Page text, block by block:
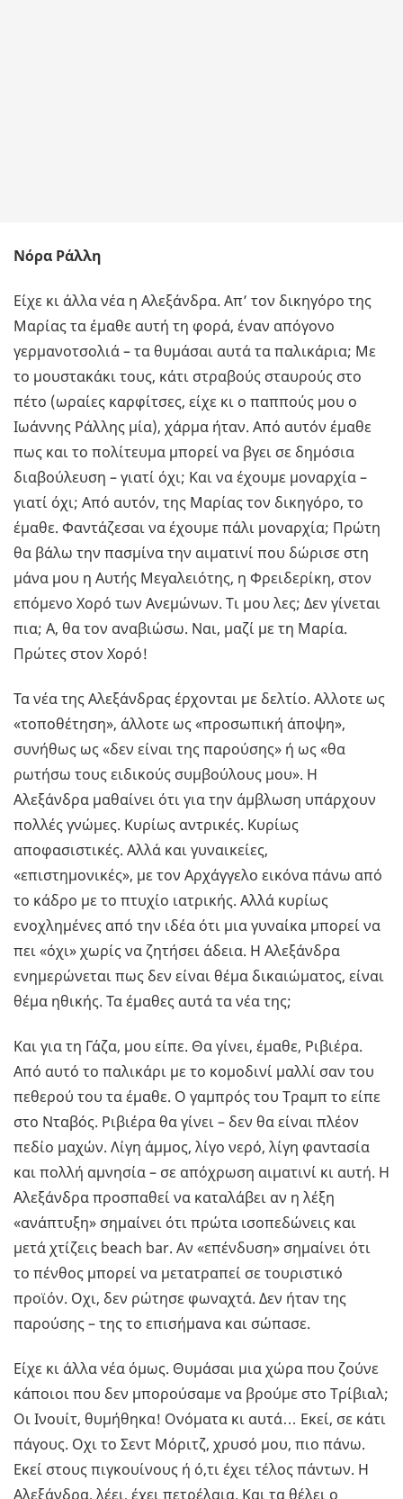
Νόρα Ράλλη
Είχε κι άλλα νέα η Αλεξάνδρα. Απ’ τον δικηγόρο της
Μαρίας τα έμαθε αυτή τη φορά, έναν απόγονο
γερμανοτσολιά – τα θυμάσαι αυτά τα παλικάρια; Με
το μουστακάκι τους, κάτι στραβούς σταυρούς στο
πέτο (ωραίες καρφίτσες, είχε κι ο παππούς μου ο
Ιωάννης Ράλλης μία), χάρμα ήταν. Από αυτόν έμαθε
πως και το πολίτευμα μπορεί να βγει σε δημόσια
διαβούλευση – γιατί όχι; Και να έχουμε μοναρχία –
γιατί όχι; Από αυτόν, της Μαρίας τον δικηγόρο, το
έμαθε. Φαντάζεσαι να έχουμε πάλι μοναρχία; Πρώτη
θα βάλω την πασμίνα την αιματινί που δώρισε στη
μάνα μου η Αυτής Μεγαλειότης, η Φρειδερίκη, στον
επόμενο Χορό των Ανεμώνων. Τι μου λες; Δεν γίνεται
πια; Α, θα τον αναβιώσω. Ναι, μαζί με τη Μαρία.
Πρώτες στον Χορό!
Τα νέα της Αλεξάνδρας έρχονται με δελτίο. Αλλοτε ως
«τοποθέτηση», άλλοτε ως «προσωπική άποψη»,
συνήθως ως «δεν είναι της παρούσης» ή ως «θα
ρωτήσω τους ειδικούς συμβούλους μου». Η
Αλεξάνδρα μαθαίνει ότι για την άμβλωση υπάρχουν
πολλές γνώμες. Κυρίως αντρικές. Κυρίως
αποφασιστικές. Αλλά και γυναικείες,
«επιστημονικές», με τον Αρχάγγελο εικόνα πάνω από
το κάδρο με το πτυχίο ιατρικής. Αλλά κυρίως
ενοχλημένες από την ιδέα ότι μια γυναίκα μπορεί να
πει «όχι» χωρίς να ζητήσει άδεια. Η Αλεξάνδρα
ενημερώνεται πως δεν είναι θέμα δικαιώματος, είναι
θέμα ηθικής. Τα έμαθες αυτά τα νέα της;
Και για τη Γάζα, μου είπε. Θα γίνει, έμαθε, Ριβιέρα.
Από αυτό το παλικάρι με το κομοδινί μαλλί σαν του
πεθερού του τα έμαθε. Ο γαμπρός του Τραμπ το είπε
στο Νταβός. Ριβιέρα θα γίνει – δεν θα είναι πλέον
πεδίο μαχών. Λίγη άμμος, λίγο νερό, λίγη φαντασία
και πολλή αμνησία – σε απόχρωση αιματινί κι αυτή. Η
Αλεξάνδρα προσπαθεί να καταλάβει αν η λέξη
«ανάπτυξη» σημαίνει ότι πρώτα ισοπεδώνεις και
μετά χτίζεις beach bar. Αν «επένδυση» σημαίνει ότι
το πένθος μπορεί να μετατραπεί σε τουριστικό
προϊόν. Οχι, δεν ρώτησε φωναχτά. Δεν ήταν της
παρούσης – της το επισήμανα και σώπασε.
Είχε κι άλλα νέα όμως. Θυμάσαι μια χώρα που ζούνε
κάποιοι που δεν μπορούσαμε να βρούμε στο Τρίβιαλ;
Οι Ινουίτ, θυμήθηκα! Ονόματα κι αυτά… Εκεί, σε κάτι
πάγους. Οχι το Σεντ Μόριτζ, χρυσό μου, πιο πάνω.
Εκεί στους πιγκουίνους ή ό,τι έχει τέλος πάντων. Η
Αλεξάνδρα, λέει, έχει πετρέλαια. Και τα θέλει ο